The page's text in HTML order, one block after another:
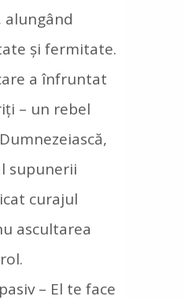
și fermitate.
a înfruntat
– un rebel
supunerii
curajul
ascultarea
– El te face